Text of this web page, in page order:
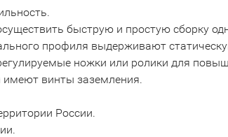
быструю и простую сборку
профиля выдерживают
ножки или ролики для
имеют винты заземления.
России.